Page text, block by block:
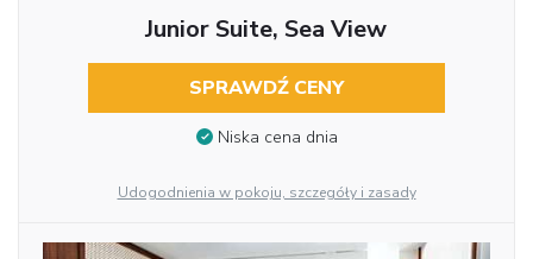
Junior Suite, Sea View
SPRAWDŹ CENY
Niska cena dnia
Udogodnienia w pokoju, szczegóły i zasady